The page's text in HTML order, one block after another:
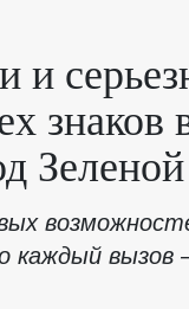
и
знаков
каждый